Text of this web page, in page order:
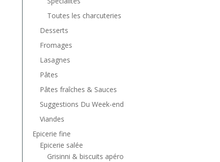
Toutes les charcuteries
Desserts
Fromages
Lasagnes
Pâtes
Pâtes fraîches & Sauces
Suggestions Du Week-end
Viandes
Epicerie fine
Epicerie salée
Grisinni & biscuits apéro